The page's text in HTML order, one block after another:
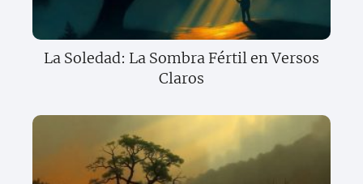
La Soledad: La Sombra Fértil en Versos
Claros